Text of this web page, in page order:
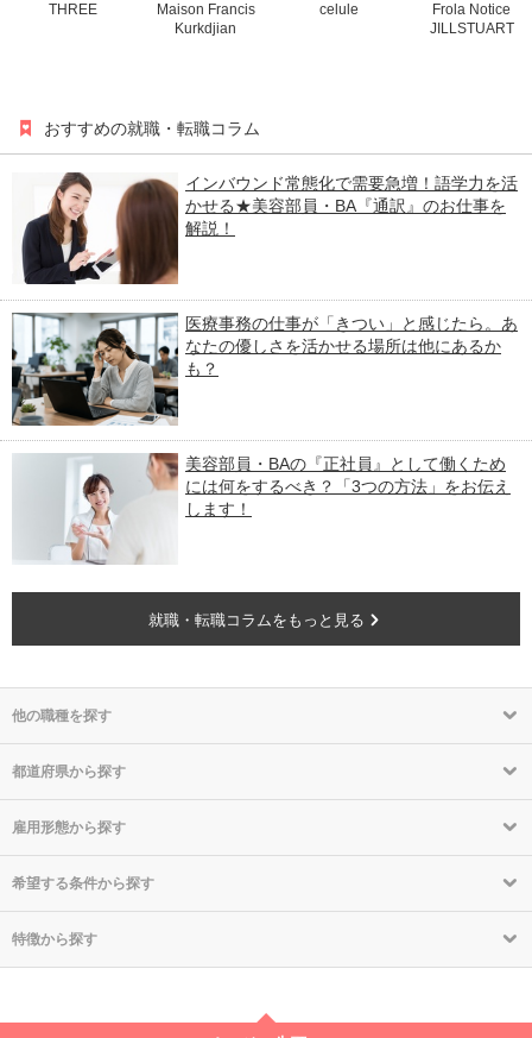
THREE
Maison Francis
Kurkdjian
celule
Frola Notice
JILLSTUART
おすすめの就職・転職コラム
インバウンド常態化で需要急増！語学力を活
かせる★美容部員・BA『通訳』のお仕事を
解説！
医療事務の仕事が「きつい」と感じたら。あ
なたの優しさを活かせる場所は他にあるか
も？
美容部員・BAの『正社員』として働くため
には何をするべき？「3つの方法」をお伝え
します！
就職・転職コラムをもっと見る
他の職種を探す
都道府県から探す
雇用形態から探す
希望する条件から探す
特徴から探す